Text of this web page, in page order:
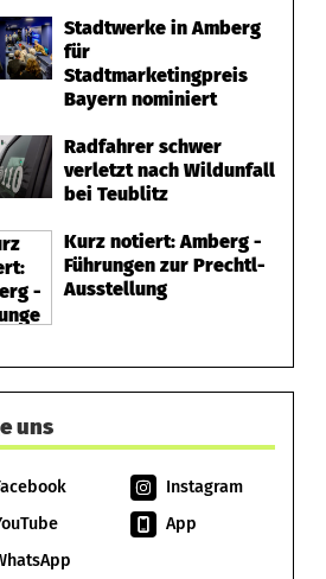
Stadtwerke in Amberg
für
Stadtmarketingpreis
Bayern nominiert
Radfahrer schwer
verletzt nach Wildunfall
bei Teublitz
Kurz notiert: Amberg -
Führungen zur Prechtl-
Ausstellung
uns
Instagram
App